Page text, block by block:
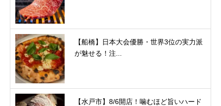
【船橋】日本大会優勝・世界3位の実力派
が魅せる！注...
【水戸市】8/6開店！噛むほど旨いハード